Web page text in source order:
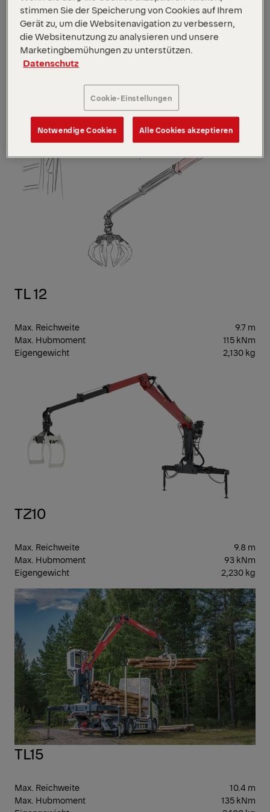
Max. Hubmoment
97 kNm
Eigengewicht
2,090 kg
TL 12
Max. Reichweite
9.7 m
Max. Hubmoment
115 kNm
Eigengewicht
2,130 kg
TZ10
Max. Reichweite
9.8 m
Max. Hubmoment
93 kNm
Eigengewicht
2,230 kg
TL15
Max. Reichweite
10.4 m
Max. Hubmoment
135 kNm
stimmen Sie der Speicherung von Cookies auf Ihrem
Gerät zu, um die Websitenavigation zu verbessern,
die Websitenutzung zu analysieren und unsere
Marketingbemühungen zu unterstützen.
Datenschutz
Cookie-Einstellungen
Notwendige Cookies Alle Cookies akzeptieren